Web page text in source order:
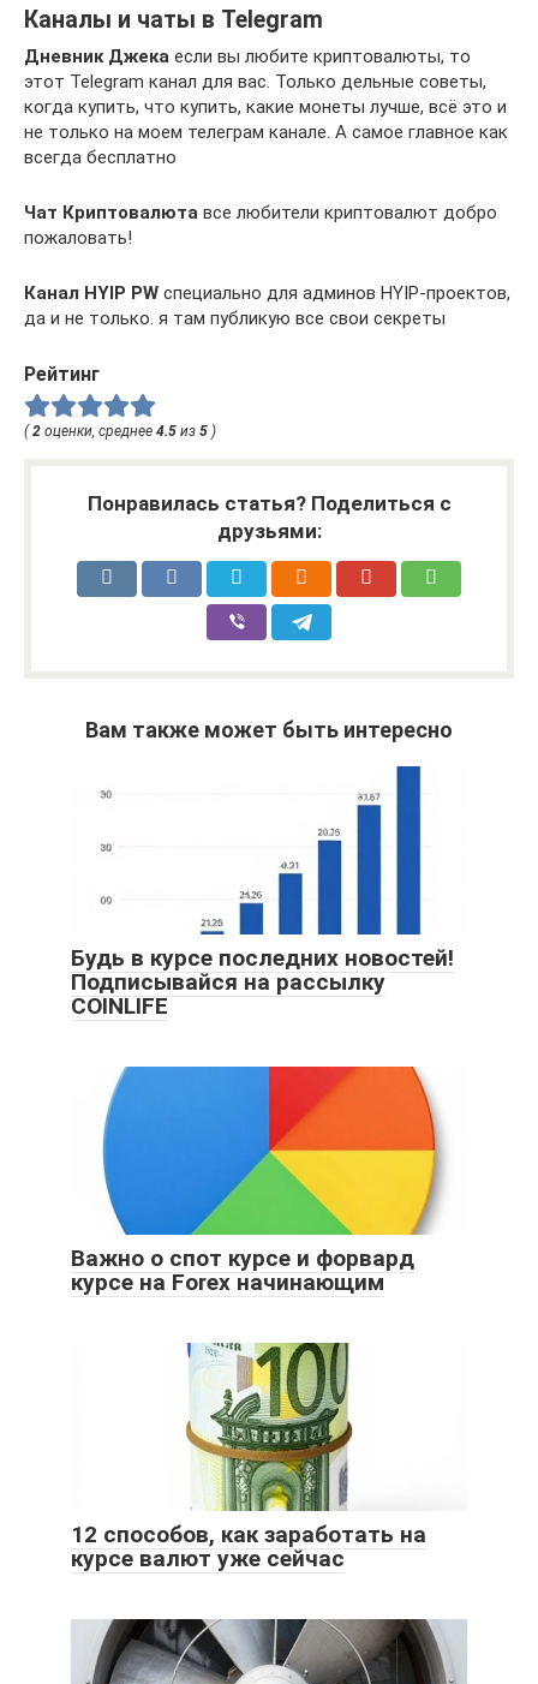
Каналы и чаты в Telegram
Дневник Джека если вы любите криптовалюты, то
этот Telegram канал для вас. Только дельные советы,
когда купить, что купить, какие монеты лучше, всё это и
не только на моем телеграм канале. А самое главное как
всегда бесплатно
Чат Криптовалюта все любители криптовалют добро
пожаловать!
Канал HYIP PW специально для админов HYIP-проектов,
да и не только. я там публикую все свои секреты
Рейтинг
(2 оценки, среднее 4.5 из 5 )
Понравилась статья? Поделиться с
друзьями:
Вам также может быть интересно
Будь в курсе последних новостей!
Подписывайся на рассылку
COINLIFE
Важно о спот курсе и форвард
курсе на Forex начинающим
12 способов, как заработать на
курсе валют уже сейчас